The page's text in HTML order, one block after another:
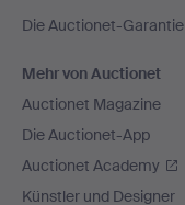
Die Auctionet-Garantie
Mehr von Auctionet
Auctionet Magazine
Die Auctionet-App
Auctionet Academy
Künstler und Designer